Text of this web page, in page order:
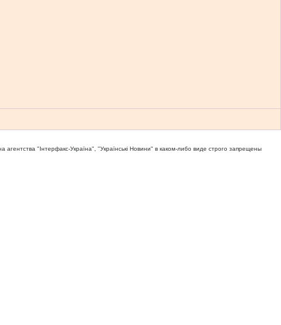
"Iнтерфакс-Україна", "Українськi Новини" в каком-либо виде строго запрещены